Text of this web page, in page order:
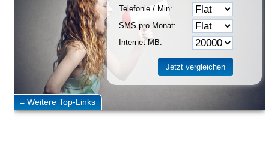
Telefonie / Min:
SMS pro Monat:
Internet MB: